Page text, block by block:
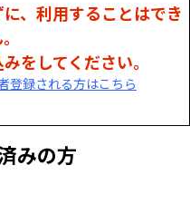
、利用することはでき
をしてください。
登録される方はこちら
みの方